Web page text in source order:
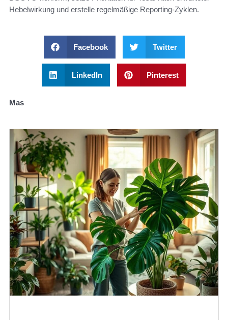
Hebelwirkung und erstelle regelmäßige Reporting‑Zyklen.
Facebook Twitter
LinkedIn Pinterest
Mas